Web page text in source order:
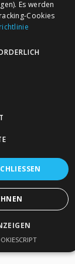
Team
· ON
WORDPRESS·
Es werden
Cookies